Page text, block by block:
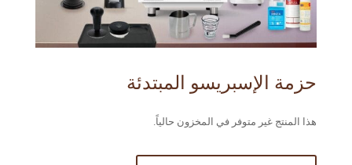
حزمة الإسبريسو المبتدئة
هذا المنتج غير متوفر في المخزون حالياً.